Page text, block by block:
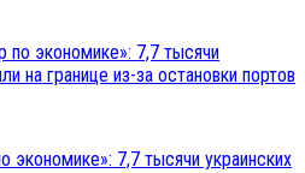
экономике»: 7,7 тысячи украинских